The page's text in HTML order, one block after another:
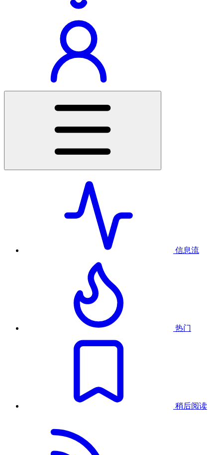
信息流
热门
稍后阅读